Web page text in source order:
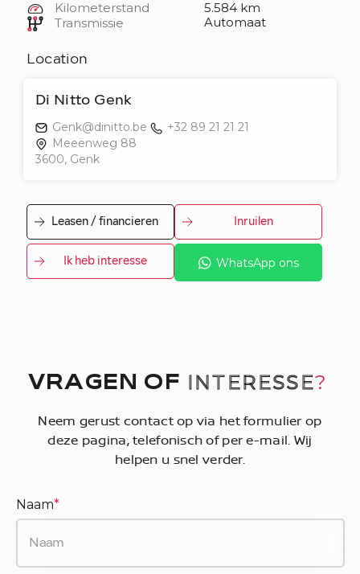
Kilometerstand
5.584 km
Transmissie
Automaat
Location
Di Nitto Genk
Genk@dinitto.be
+32 89 21 21 21
Meeënweg 88
3600, Genk
Leasen / financieren Inruilen
Ik heb interesse WhatsApp ons
VRAGEN OF INTERESSE?
Neem gerust contact op via het formulier op
deze pagina, telefonisch of per e-mail. Wij
helpen u snel verder.
Naam*